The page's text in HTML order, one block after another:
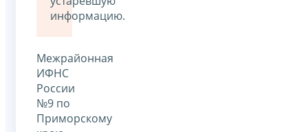
информацию.
Межрайонная
ИФНС
России
№9 по
Приморскому